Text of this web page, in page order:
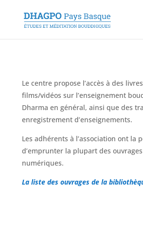
Le centre propose l’accès à des
films/vidéos sur l’enseignement
Dharma en général, ainsi que des
enregistrement d’enseignements.
Les adhérents à l’association ont la
d’emprunter la plupart des
numériques.
La liste des ouvrages de la